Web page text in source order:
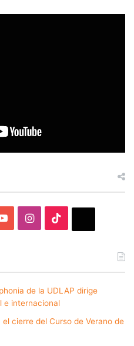
YouTubeInstagram
de la UDLAP dirige
e internacional
cierre del Curso de Verano de